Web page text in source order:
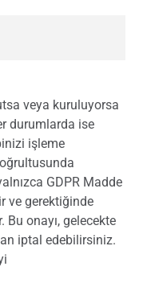
veya kuruluyorsa
durumlarda ise
işleme
GDPR Madde
ve gerektiğinde
Bu onayı, gelecekte
iptal edebilirsiniz.